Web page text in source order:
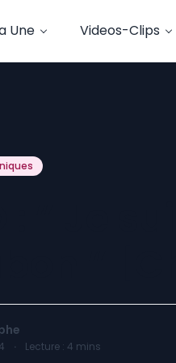
Une Videos-Clips
: ” Je
· Lecture : 4 mins